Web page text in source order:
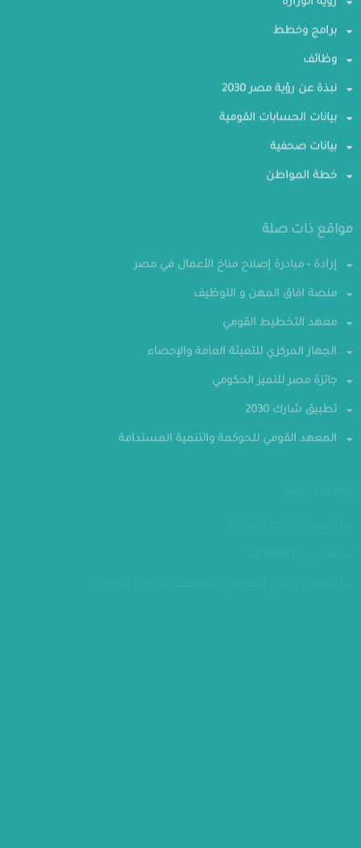
رؤية الوزارة
برامج وخطط
وظائف
نبذة عن رؤية مصر 2030
بيانات الحسابات القومية
بيانات صحفية
خطة المواطن
مواقع ذات صلة
إرادة - مبادرة إصلاح مناخ الأعمال في مصر
معهد التخطيط القومي
الجهاز المركزي للتعبئة العامة والإحصاء
جائزة مصر للتميز الحكومي
المعهد القومي للحوكمة والتنمية المستدامة